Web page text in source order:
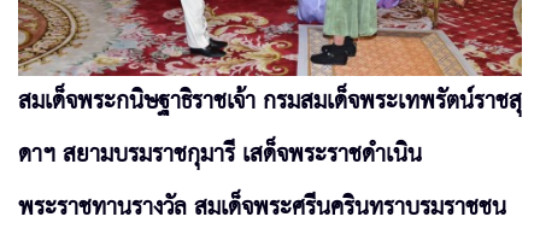
สมเด็จพระกนิษฐาธิราชเจ้า กรมสมเด็จพระเทพรัตน์ราชสุ
ดาฯ สยามบรมราชกุมารี เสด็จพระราชดำเนิน
พระราชทานรางวัล สมเด็จพระศรีนครินทราบรมราชชน